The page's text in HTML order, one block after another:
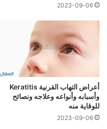
2023-09-06
أعراض التهاب القرنية Keratitis
وأسبابه وأنواعه وعلاجه ونصائح
للوقاية منه
2023-09-06